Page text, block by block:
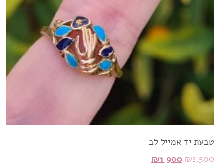
טבעת יד אמייל לב
₪2,500
המחיר₪1,900
המחיר